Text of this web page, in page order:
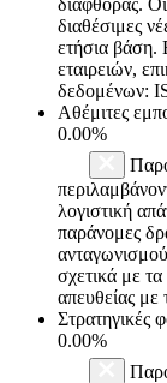
διαθέσιμες
ετήσια βάση.
εταιρειών,
δεδομένων:
Αθέμιτες
0.00%
λογιστική
παράνομες
σχετικά με τα
απευθείας
Στρατηγικές
0.00%